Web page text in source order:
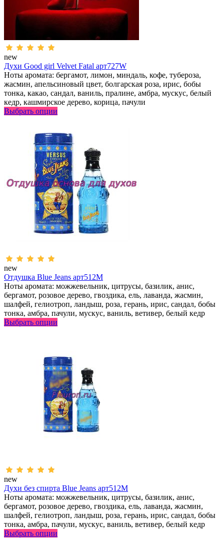
new
Духи Good girl Velvet Fatal арт727W
Ноты аромата: бергамот, лимон, миндаль, кофе, тубероза,
жасмин, апельсиновый цвет, болгарская роза, ирис, бобы
тонка, какао, сандал, ваниль, пралине, амбра, мускус, белый
кедр, кашмирское дерево, корица, пачули
Выбрать опции
new
Отдушка Blue Jeans арт512M
Ноты аромата: можжевельник, цитрусы, базилик, анис,
бергамот, розовое дерево, гвоздика, ель, лаванда, жасмин,
шалфей, гелиотроп, ландыш, роза, герань, ирис, сандал, бобы
тонка, амбра, пачули, мускус, ваниль, ветивер, белый кедр
Выбрать опции
new
Духи без спирта Blue Jeans арт512M
Ноты аромата: можжевельник, цитрусы, базилик, анис,
бергамот, розовое дерево, гвоздика, ель, лаванда, жасмин,
шалфей, гелиотроп, ландыш, роза, герань, ирис, сандал, бобы
тонка, амбра, пачули, мускус, ваниль, ветивер, белый кедр
Выбрать опции